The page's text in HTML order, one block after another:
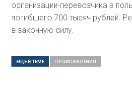
организации-перевозчика в
погибшего 700 тысяч рублей.
в законную силу.
ЕЩЕ В ТЕМЕ ПРОИСШЕСТВИЯ